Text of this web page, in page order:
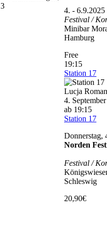
3
4. - 6.9.2025
Festival /
Minibar
Hamburg
Free
19:15
Station 17
4.
ab 19:15
Station 17
Donnerstag,
Norden
Festival /
Schleswig
20,90€